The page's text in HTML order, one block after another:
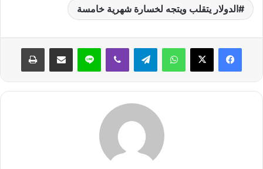
الدولار يتقلب ويتجه لخسارة شهرية خامسة
واتساب تيلقرام ڤايبر لاين مشاركة عبر البريد طباعة